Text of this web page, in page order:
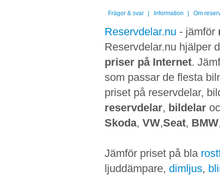
Frågor & svar Information Om
Reservdelar.nu - jämför
Reservdelar.nu hjälper
priser på Internet.
som passar de flesta
priset på reservdelar,
reservdelar, bildelar
Skoda, VW,Seat, BMW
Jämför priset på bla
ljuddämpare, dimljus,